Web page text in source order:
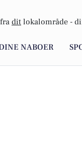
dit lokalområde -
NABOER